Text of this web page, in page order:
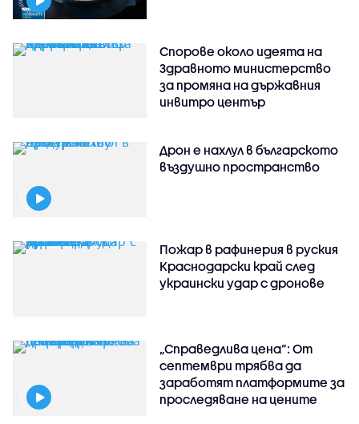
Спорове около идеята на
Здравното министерство
за промяна на държавния
инвитро център
Дрон е нахлул в българското
въздушно пространство
Пожар в рафинерия в руския
Краснодарски край след
украински удар с дронове
„Справедлива цена“: От
септември трябва да
заработят платформите за
проследяване на цените